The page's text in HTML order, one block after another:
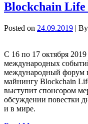
Blockchain Life
Posted on 24.09.2019 | By
С 16 по 17 октября
международных
международный форум
майнингу Blockchain
выступит спонсором
обсуждении повестки
и в мире.